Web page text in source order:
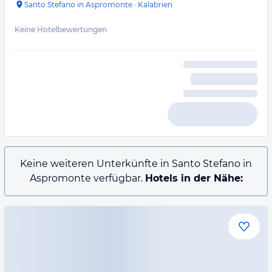
Santo Stefano in Aspromonte · Kalabrien
Keine Hotelbewertungen
Keine weiteren Unterkünfte in Santo Stefano in
Aspromonte verfügbar. Hotels in der Nähe: